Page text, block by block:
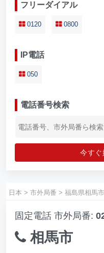
フリーダイアル
0120 0800
IP電話
050
電話番号検索
今す
日本 > 市外局番 > 福島県相馬
固定電話 市外局番:
相馬市